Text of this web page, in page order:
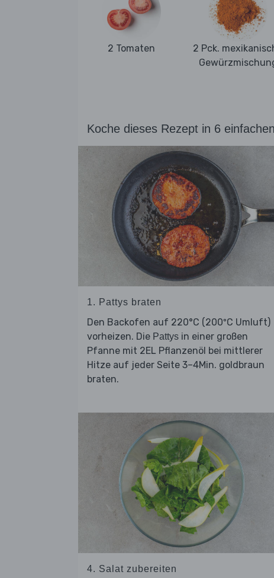
2 Tomaten
2 Pck.
Koche dieses Rezept in 6
1. Pattys braten
Den Backofen auf 220°C (200ºC Umluft)
vorheizen. Die Pattys in einer großen
Pfanne mit 2EL Pflanzenöl bei mittlerer
Hitze auf jeder Seite 3–4Min. goldbraun
braten.
4. Salat zubereiten